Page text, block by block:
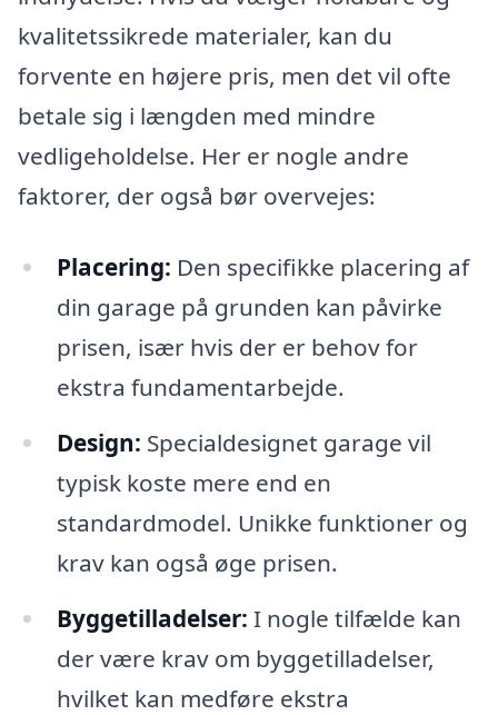
kvalitetssikrede materialer, kan du
forvente en højere pris, men det vil ofte
betale sig i længden med mindre
vedligeholdelse. Her er nogle andre
faktorer, der også bør overvejes:
Placering: Den specifikke placering af
din garage på grunden kan påvirke
prisen, især hvis der er behov for
ekstra fundamentarbejde.
Design: Specialdesignet garage vil
typisk koste mere end en
standardmodel. Unikke funktioner og
krav kan også øge prisen.
Byggetilladelser: I nogle tilfælde kan
der være krav om byggetilladelser,
hvilket kan medføre ekstra